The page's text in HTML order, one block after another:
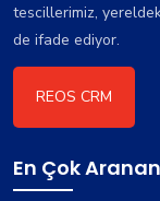
tescillerimiz,
de ifade ediyor.
REOS CRM
En Çok